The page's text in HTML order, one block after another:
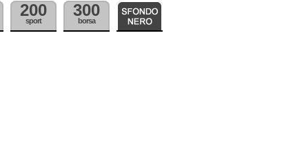
200
sport
300
borsa